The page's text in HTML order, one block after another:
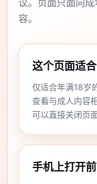
议。页面只面向
容。
这个页面适合
仅适合年满18岁
查看与成人内容
可以直接关闭页
手机上打开